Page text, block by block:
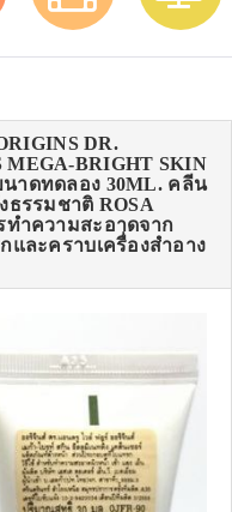
DR.
MEGA-BRIGHT SKIN
าดทดลอง 30ML. คลีน
ธรรมชาติ ROSA
ทำความสะอาดจาก
ละคราบเครื่องสำอาง